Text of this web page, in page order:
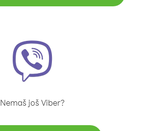
Nemaš još Viber?